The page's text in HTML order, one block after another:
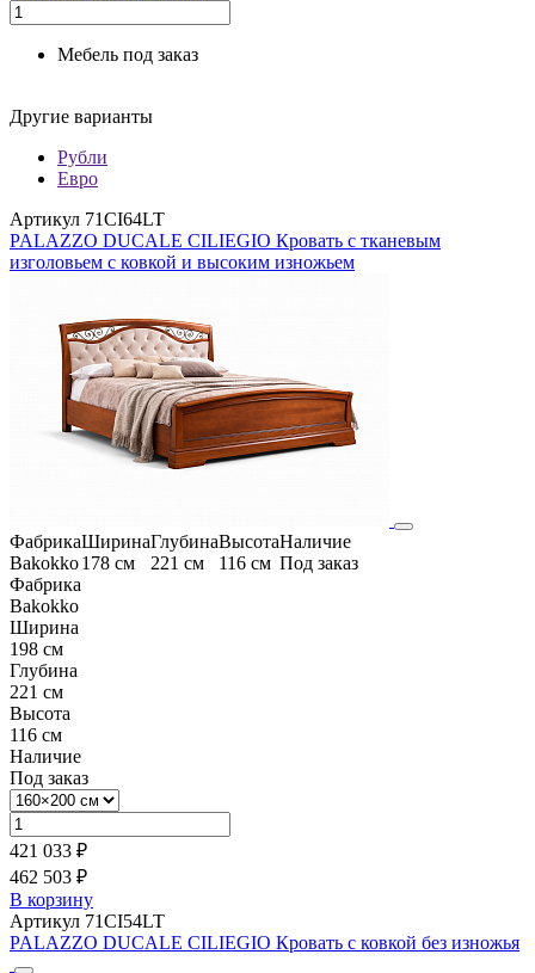
Мебель под заказ
Другие варианты
Рубли
Евро
Артикул 71CI64LT
PALAZZO DUCALE CILIEGIO Кровать с тканевым
изголовьем с ковкой и высоким изножьем
Фабрика
Bakokko
Ширина
178 см
Глубина
221 см
Высота
116 см
Наличие
Под заказ
Фабрика
Bakokko
Ширина
198 см
Глубина
221 см
Высота
116 см
Наличие
Под заказ
421 033 ₽
462 503 ₽
В корзину
Артикул 71CI54LT
PALAZZO DUCALE CILIEGIO Кровать с ковкой без изножья